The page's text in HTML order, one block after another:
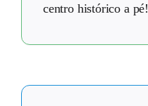
centro histórico a pé!